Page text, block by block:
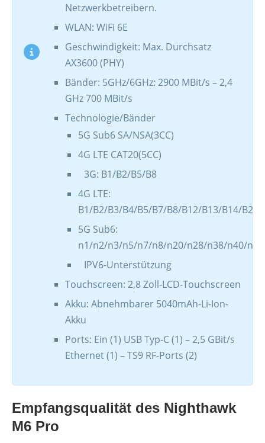
Netzwerkbetreibern.
WLAN: WiFi 6E
Geschwindigkeit: Max. Durchsatz
AX3600 (PHY)
Bänder: 5GHz/6GHz: 2900 MBit/s – 2,4
GHz 700 MBit/s
Technologie/Bänder
5G Sub6 SA/NSA(3CC)
4G LTE CAT20(5CC)
3G: B1/B2/B5/B8
4G LTE:
B1/B2/B3/B4/B5/B7/B8/B12/B13/B14/
5G Sub6:
n1/n2/n3/n5/n7/n8/n20/n28/n38/n40/
IPV6-Unterstützung
Touchscreen: 2,8 Zoll-LCD-Touchscreen
Akku: Abnehmbarer 5040mAh-Li-Ion-
Akku
Ports: Ein (1) USB Typ-C (1) – 2,5 GBit/s
Ethernet (1) – TS9 RF-Ports (2)
Empfangsqualität des Nighthawk
M6 Pro